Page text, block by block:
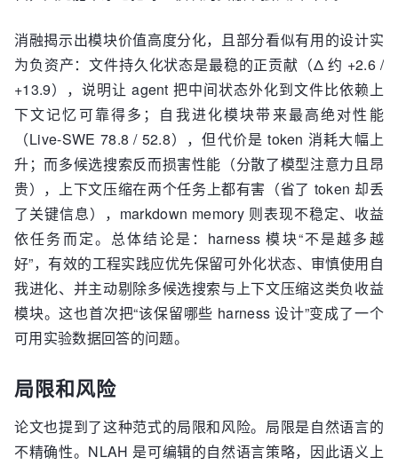
消融揭示出模块价值高度分化，且部分看似有用的设计实
为负资产：文件持久化状态是最稳的正贡献（Δ 约 +2.6 /
+13.9），说明让 agent 把中间状态外化到文件比依赖上
下文记忆可靠得多；自我进化模块带来最高绝对性能
（Live-SWE 78.8 / 52.8），但代价是 token 消耗大幅上
升；而多候选搜索反而损害性能（分散了模型注意力且昂
贵），上下文压缩在两个任务上都有害（省了 token 却丢
了关键信息），markdown memory 则表现不稳定、收益
依任务而定。总体结论是：harness 模块“不是越多越
好”，有效的工程实践应优先保留可外化状态、审慎使用自
我进化、并主动剔除多候选搜索与上下文压缩这类负收益
模块。这也首次把“该保留哪些 harness 设计”变成了一个
可用实验数据回答的问题。
局限和风险
论文也提到了这种范式的局限和风险。局限是自然语言的
不精确性。NLAH 是可编辑的自然语言策略，因此语义上